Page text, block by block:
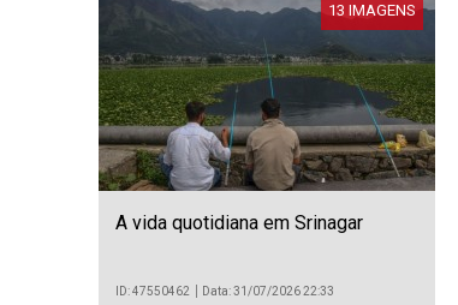
13 IMAGENS
A vida quotidiana em Srinagar
ID: 47550462 Data: 31/07/2026 22:33